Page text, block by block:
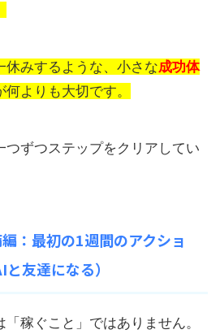
休みするような、小さな成功体
よりも大切です。
つずつステップをクリアしてい
編：最初の1週間のアクショ
友達になる）
稼ぐこと」ではありません。